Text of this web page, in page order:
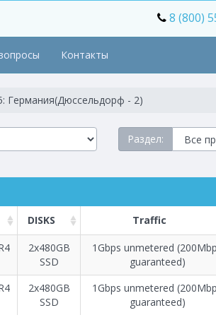
8 (800)
Контакты
Германия(Дюссельдорф - 2)
Раздел:
Построение 1 - 60тарифа
DISKS Traffic
2х480GB
SSD
1Gbps unmetered
guaranteed)
2х480GB
SSD
1Gbps unmetered
guaranteed)